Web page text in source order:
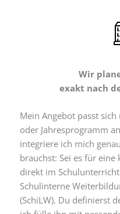
Wir
exakt nach
Mein Angebot passt
oder Jahresprogramm
integriere ich mich
brauchst: Sei es für
direkt im
Schulinterne
(SchiLW). Du definierst